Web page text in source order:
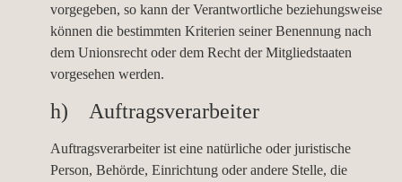
vorgegeben, so kann der Verantwortliche beziehungsweise
können die bestimmten Kriterien seiner Benennung nach
dem Unionsrecht oder dem Recht der Mitgliedstaaten
vorgesehen werden.
h) Auftragsverarbeiter
Auftragsverarbeiter ist eine natürliche oder juristische
Person, Behörde, Einrichtung oder andere Stelle, die